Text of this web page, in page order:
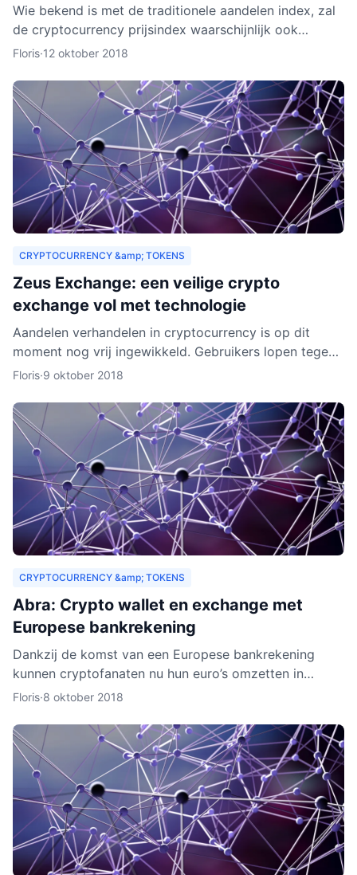
Wie bekend is met de traditionele aandelen index, zal
de cryptocurrency prijsindex waarschijnlijk ook
interessant vinden. In dit artikel behandelen we hoe
Floris·12 oktober 2018
CRYPTOCURRENCY &amp; TOKENS
Zeus Exchange: een veilige crypto
exchange vol met technologie
Aandelen verhandelen in cryptocurrency is op dit
moment nog vrij ingewikkeld. Gebruikers lopen tegen
drempels aan. Er gelden bijvoorbeeld strenge regels,
Floris·9 oktober 2018
CRYPTOCURRENCY &amp; TOKENS
Abra: Crypto wallet en exchange met
Europese bankrekening
Dankzij de komst van een Europese bankrekening
kunnen cryptofanaten nu hun euro’s omzetten in
cryptogeld. Hiervoor hoeft alleen geld gestort te
Floris·8 oktober 2018